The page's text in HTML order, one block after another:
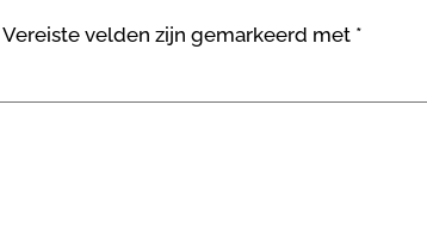
Vereiste velden zijn gemarkeerd met *